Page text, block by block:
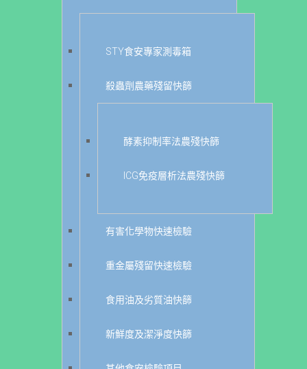
STY食安專家測毒箱
殺蟲劑農藥殘留快篩
酵素抑制率法農殘快篩
ICG免疫層析法農殘快篩
有害化學物快速檢驗
重金屬殘留快速檢驗
食用油及劣質油快篩
新鮮度及潔淨度快篩